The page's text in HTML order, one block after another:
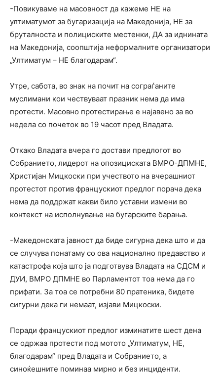
-Повикуваме на масовност да кажеме НЕ на
ултиматумот за бугаризација на Македонија, НЕ за
бруталноста и полициските местенки, ДА за иднината
на Македонија, соопштија неформалните организатори
„Ултиматум – НЕ благодарам“.
Утре, сабота, во знак на почит на сограѓаните
муслимани кои чествуваат празник нема да има
протести. Масовно протестирање е најавено за во
недела со почеток во 19 часот пред Владата.
Откако Владата вчера го достави предлогот во
Собранието, лидерот на опозициската ВМРО-ДПМНЕ,
Христијан Мицкоски при учеството на вчерашниот
протестот против францускиот предлог порача дека
нема да поддржат какви било уставни измени во
контекст на исполнување на бугарските барања.
-Македонската јавност да биде сигурна дека што и да
се случува понатаму со ова национално предавство и
катастрофа која што ја подготвува Владата на СДСМ и
ДУИ, ВМРО ДПМНЕ во Парламентот тоа нема да го
прифати. За тоа се потребни 80 пратеника, бидете
сигурни дека ги немаат, изјави Мицкоски.
Поради францускиот предлог изминатите шест дена
се одржаа протести под мотото „Ултиматум, НЕ,
благодарам“ пред Владата и Собранието, а
синоќешните поминаа мирно и без инциденти.